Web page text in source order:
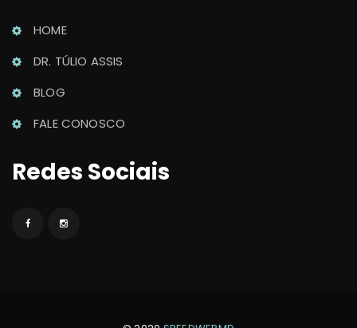
HOME
DR. TÚLIO ASSIS
BLOG
FALE CONOSCO
Redes Sociai